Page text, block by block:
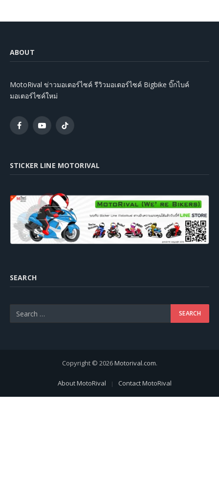
ABOUT
MotoRival ข่าวมอเตอร์ไซค์ รีวิวมอเตอร์ไซค์ Bigbike บิ๊กไบค์
มอเตอร์ไซค์ใหม่
FacebookYouTubeTikTok
STICKER LINE MOTORIVAL
SEARCH
Copyright © 2026Motorival.com.
About MotoRival Contact MotoRival